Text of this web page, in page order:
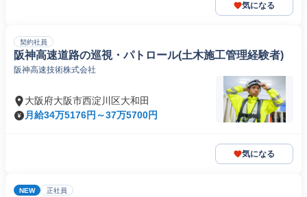
気になる
契約社員
阪神高速道路の巡視・パトロール(土木施工管理経験者)
阪神高速技術株式会社
大阪府大阪市西淀川区大和田
月給34万5176円～37万5700円
気になる
NEW 正社員